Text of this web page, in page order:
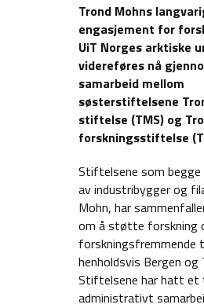
Trond Mohns
engasjement for
UiT Norges arktiske
videreføres nå
samarbeid mellom
søsterstiftelsene
stiftelse (TMS) og
forskningsstiftelse
Stiftelsene som
av industribygger og
Mohn, har
om å støtte forskning
forskningsfremmende
henholdsvis Bergen og
Stiftelsene har hatt
administrativt